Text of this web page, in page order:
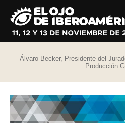
contenido
Álvaro Becker, Presidente del
Producción